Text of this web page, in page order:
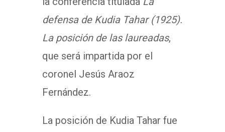
defensa de Kudia Tahar (1925).
La posición de las laureadas,
que será impartida por el
coronel Jesús Araoz
Fernández.
La posición de Kudia Tahar fue